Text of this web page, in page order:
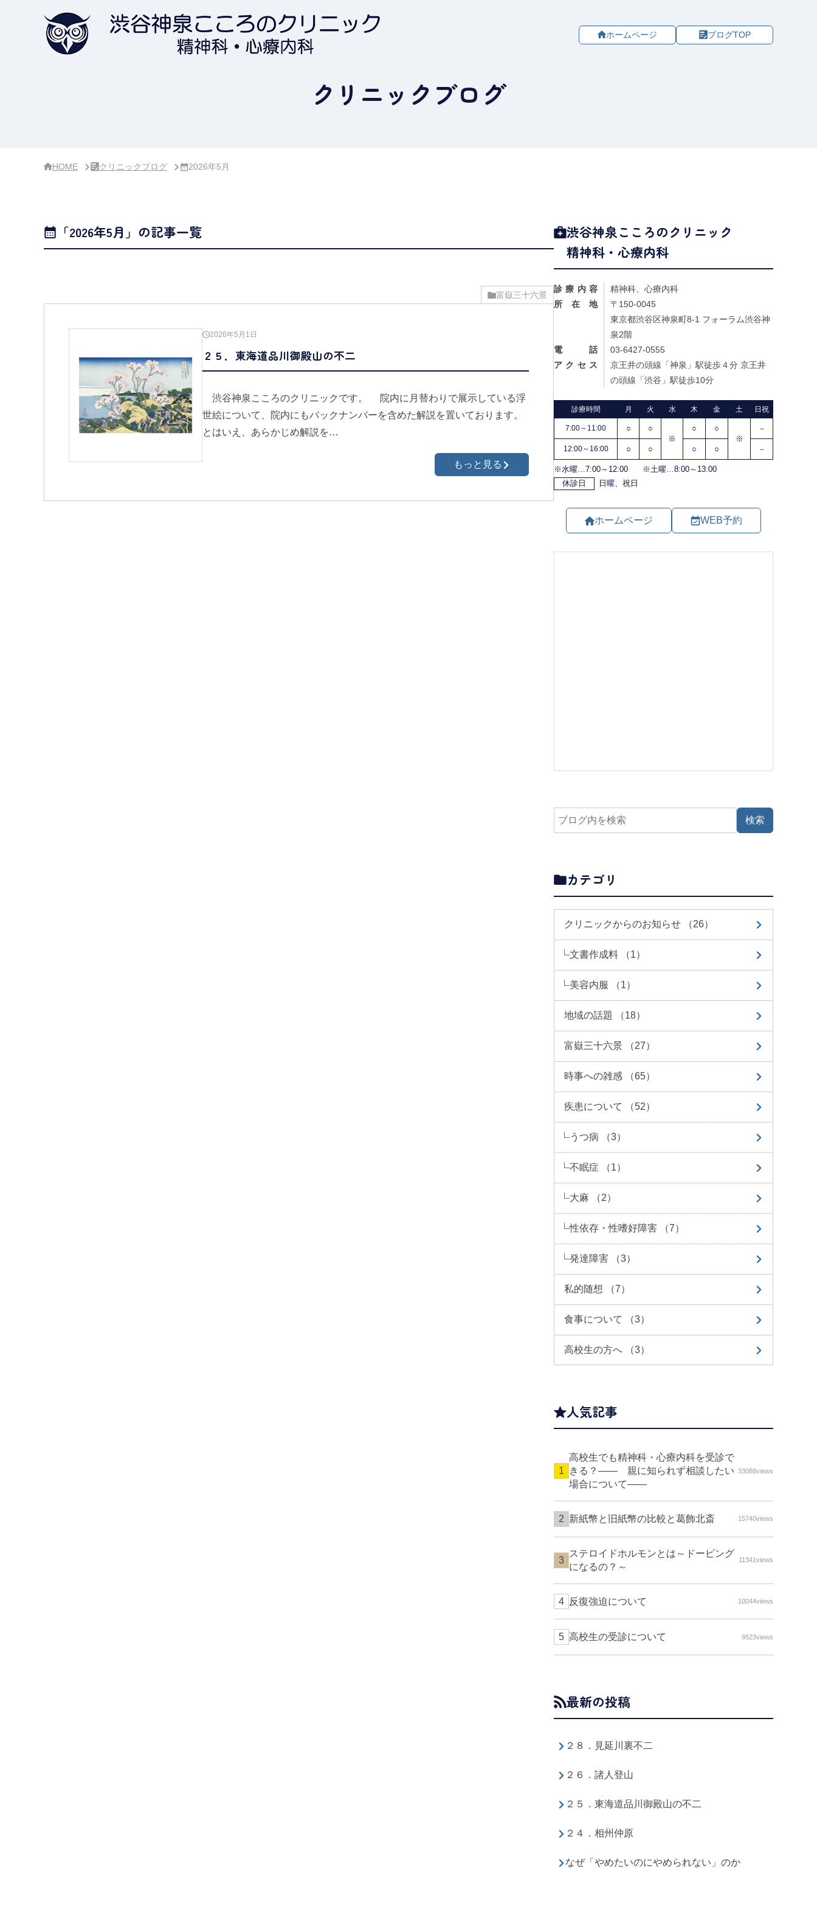
ホームページ ブログTOP
クリニックブログ
HOME クリニックブログ 2026年5月
「2026年5月」の記事一覧
富嶽三十六景
2026年5月1日
２５．東海道品川御殿山の不二
渋谷神泉こころのクリニックです。 院内に月替わりで展示している浮
世絵について、院内にもバックナンバーを含めた解説を置いております。
とはいえ、あらかじめ解説を…
もっと見る
渋谷神泉こころのクリニック
精神科・心療内科
診療内容
精神科、心療内科
所在地
〒150-0045
東京都渋谷区神泉町8-1 フォーラム渋谷神
泉2階
電話
03-6427-0555
アクセス
京王井の頭線「神泉」駅徒歩４分 京王井
の頭線「渋谷」駅徒歩10分
ホームページ WEB予約
カテゴリ
クリニックからのお知らせ （26）
文書作成料 （1）
美容内服 （1）
地域の話題 （18）
富嶽三十六景 （27）
時事への雑感 （65）
疾患について （52）
うつ病 （3）
不眠症 （1）
大麻 （2）
性依存・性嗜好障害 （7）
発達障害 （3）
私的随想 （7）
食事について （3）
高校生の方へ （3）
人気記事
高校生でも精神科・心療内科を受診で
きる？—— 親に知られず相談したい
場合について――
33088views
新紙幣と旧紙幣の比較と葛飾北斎 15740views
ステロイドホルモンとは～ドーピング
になるの？～
11341views
反復強迫について 10044views
高校生の受診について 9523views
最新の投稿
２８．見延川裏不二
２６．諸人登山
２５．東海道品川御殿山の不二
２４．相州仲原
なぜ「やめたいのにやめられない」のか